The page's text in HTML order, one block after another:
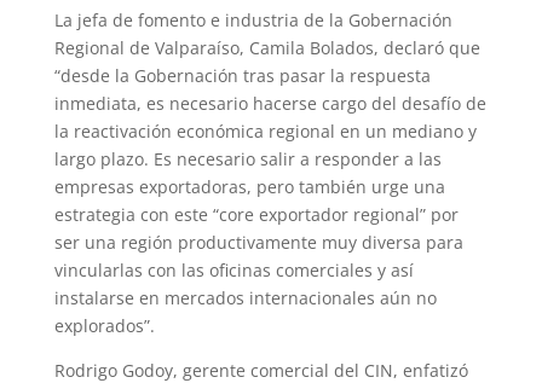
La jefa de fomento e industria de la Gobernación
Regional de Valparaíso, Camila Bolados, declaró que
“desde la Gobernación tras pasar la respuesta
inmediata, es necesario hacerse cargo del desafío de
la reactivación económica regional en un mediano y
largo plazo. Es necesario salir a responder a las
empresas exportadoras, pero también urge una
estrategia con este “core exportador regional” por
ser una región productivamente muy diversa para
vincularlas con las oficinas comerciales y así
instalarse en mercados internacionales aún no
explorados”.
Rodrigo Godoy, gerente comercial del CIN, enfatizó